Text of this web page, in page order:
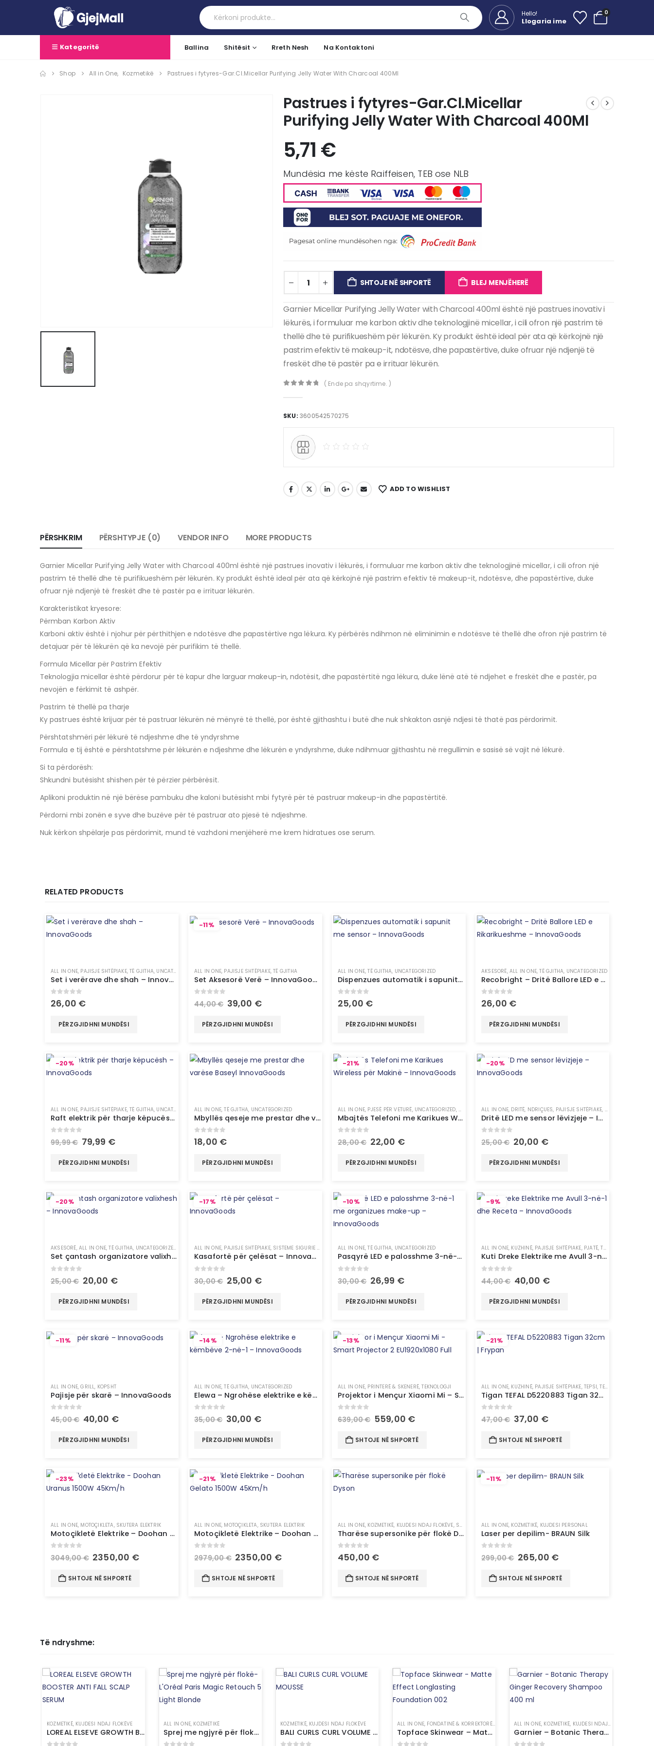
Hello!
Llogaria ime
0
Kategoritë Ballina Shitësit Rreth Nesh Na Kontaktoni
Shop All in One, Kozmetikë Pastrues i fytyres-Gar.Cl.Micellar Purifying Jelly Water With Charcoal 400Ml
Pastrues i fytyres-Gar.Cl.Micellar
Purifying Jelly Water With Charcoal 400Ml
5,71 €
Mundësia me këste Raiffeisen, TEB ose NLB
SHTOJE NË SHPORTË BLEJ MENJËHERË
Garnier Micellar Purifying Jelly Water with Charcoal 400ml është një pastrues inovativ i
lëkurës, i formuluar me karbon aktiv dhe teknologjinë micellar, i cili ofron një pastrim të
thellë dhe të purifikueshëm për lëkurën. Ky produkt është ideal për ata që kërkojnë një
pastrim efektiv të makeup-it, ndotësve, dhe papastërtive, duke ofruar një ndjenjë të
freskët dhe të pastër pa e irrituar lëkurën.
( Ende pa shqyrtime. )
SKU: 3600542570275
ADD TO WISHLIST
PËRSHKRIM PËRSHTYPJE (0) VENDOR INFO MORE PRODUCTS
Garnier Micellar Purifying Jelly Water with Charcoal 400ml është një pastrues inovativ i lëkurës, i formuluar me karbon aktiv dhe teknologjinë micellar, i cili ofron një
pastrim të thellë dhe të purifikueshëm për lëkurën. Ky produkt është ideal për ata që kërkojnë një pastrim efektiv të makeup-it, ndotësve, dhe papastërtive, duke
ofruar një ndjenjë të freskët dhe të pastër pa e irrituar lëkurën.
Karakteristikat kryesore:
Përmban Karbon Aktiv
Karboni aktiv është i njohur për përthithjen e ndotësve dhe papastërtive nga lëkura. Ky përbërës ndihmon në eliminimin e ndotësve të thellë dhe ofron një pastrim të
detajuar për të lëkurën që ka nevojë për purifikim të thellë.
Formula Micellar për Pastrim Efektiv
Teknologjia micellar është përdorur për të kapur dhe larguar makeup-in, ndotësit, dhe papastërtitë nga lëkura, duke lënë atë të ndjehet e freskët dhe e pastër, pa
nevojën e fërkimit të ashpër.
Pastrim të thellë pa tharje
Ky pastrues është krijuar për të pastruar lëkurën në mënyrë të thellë, por është gjithashtu i butë dhe nuk shkakton asnjë ndjesi të thatë pas përdorimit.
Përshtatshmëri për lëkurë të ndjeshme dhe të yndyrshme
Formula e tij është e përshtatshme për lëkurën e ndjeshme dhe lëkurën e yndyrshme, duke ndihmuar gjithashtu në rregullimin e sasisë së vajit në lëkurë.
Si ta përdorësh:
Shkundni butësisht shishen për të përzier përbërësit.
Aplikoni produktin në një bërëse pambuku dhe kaloni butësisht mbi fytyrë për të pastruar makeup-in dhe papastërtitë.
Përdorni mbi zonën e syve dhe buzëve për të pastruar ato pjesë të ndjeshme.
Nuk kërkon shpëlarje pas përdorimit, mund të vazhdoni menjëherë me krem hidratues ose serum.
RELATED PRODUCTS
ALL IN ONE, PAJISJE SHTËPIAKE,TË GJITHA, UNCATEGORIZED
Set i verërave dhe shah – InnovaGoods
0 out of 5
26,00 €
PËRZGJIDHNI MUNDËSI
-11%
ALL IN ONE, PAJISJE SHTËPIAKE,TË GJITHA
Set Aksesorë Verë – InnovaGoods
out of 5
44,00€ 39,00 €
PËRZGJIDHNI MUNDËSI
ALL IN ONE,TË GJITHA, UNCATEGORIZED
Dispenzues automatik i sapunit me sensor – InnovaGoods
0 out of 5
25,00 €
PËRZGJIDHNI MUNDËSI
AKSESORË,ALL IN ONE,TË GJITHA, UNCATEGORIZED
Recobright – Dritë Ballore LED e Rikarikueshme – InnovaGoods
0 out of 5
26,00 €
PËRZGJIDHNI MUNDËSI
-20%
ALL IN ONE, PAJISJE SHTËPIAKE,TË GJITHA, UNCATEGORIZED
Raft elektrik për tharje këpucësh – InnovaGoods
out of 5
99,99€ 79,99 €
PËRZGJIDHNI MUNDËSI
ALL IN ONE,TË GJITHA, UNCATEGORIZED
Mbyllës qeseje me prestar dhe varëse Baseyl InnovaGoods
0out of 5
18,00 €
PËRZGJIDHNI MUNDËSI
-21%
ALL IN ONE, PJESË PËR VETURË, UNCATEGORIZED,VETURË
Mbajtës Telefoni me Karikues Wireless për Makinë – InnovaGoods
out of 5
28,00€ 22,00 €
PËRZGJIDHNI MUNDËSI
-20%
ALL IN ONE, DRITË, NDRIÇUES, PAJISJE SHTËPIAKE, TË GJITHA
Dritë LED me sensor lëvizjeje – InnovaGoods
out of 5
25,00€ 20,00 €
PËRZGJIDHNI MUNDËSI
-20%
AKSESORË,ALL IN ONE,TË GJITHA, UNCATEGORIZED VALIXHE
Set çantash organizatore valixhesh – InnovaGoods
out of 5
25,00€ 20,00 €
PËRZGJIDHNI MUNDËSI
-17%
ALL IN ONE, PAJISJE SHTËPIAKE, SISTEME SIGURIE & SMART HOME ,TË GJITHA,TEKNOLOGJI,UNCATEGORIZED
Kasafortë për çelësat – InnovaGoods
30,00€ 25,00 €
PËRZGJIDHNI MUNDËSI
-10%
ALL IN ONE,TË GJITHA, UNCATEGORIZED
Pasqyrë LED e palosshme 3-në-1 me organizues make-up – InnovaGoods
30,00€ 26,99 €
PËRZGJIDHNI MUNDËSI
-9%
ALL IN ONE, KUZHINË, PAJISJE SHTËPIAKE, PJATË,TË GJITHA
Kuti Dreke Elektrike me Avull 3-në-1 dhe Receta – InnovaGoods
44,00€ 40,00 €
PËRZGJIDHNI MUNDËSI
-11%
ALL IN ONE,GRILL, KOPSHT
Pajisje për skarë – InnovaGoods
out of 5
45,00€ 40,00 €
PËRZGJIDHNI MUNDËSI
-14%
ALL IN ONE,TË GJITHA, UNCATEGORIZED
Elewa – Ngrohëse elektrike e këmbëve 2-në-1 – InnovaGoods
out of 5
35,00€ 30,00 €
PËRZGJIDHNI MUNDËSI
-13%
ALL IN ONE, PRINTERË & SKENERË,TEKNOLOGJI
Projektor i Mençur Xiaomi Mi – Smart Projector 2 EU1920x1080 Full
out of 5
639,00€ 559,00 €
SHTOJE NË SHPORTË
-21%
ALL IN ONE, KUZHINË, PAJISJE SHTËPIAKE,TEPSI, TENXHERE & TIGAN
Tigan TEFAL D5220883 Tigan 32cm | Frypan
out of 5
47,00€ 37,00 €
SHTOJE NË SHPORTË
-23%
ALL IN ONE, MOTOÇIKLETA, SKUTERA ELEKTRIK
Motoçikletë Elektrike – Doohan Uranus 1500W 45Km/h
3049,00€ 2350,00 €
SHTOJE NË SHPORTË
-21%
ALL IN ONE, MOTOÇIKLETA, SKUTERA ELEKTRIK
Motoçikletë Elektrike – Doohan Gelato 1500W 45Km/h
2979,00€ 2350,00 €
SHTOJE NË SHPORTË
ALL IN ONE, KOZMETIKË, KUJDESI NDAJ FLOKËVE, STILUES FLOKËSH
Tharëse supersonike për flokë Dyson
out of 5
450,00 €
SHTOJE NË SHPORTË
-11%
ALL IN ONE, KOZMETIKË, KUJDESI PERSONAL
Laser per depilim- BRAUN Silk
out of 5
299,00€ 265,00 €
SHTOJE NË SHPORTË
Të ndryshme:
KOZMETIKË, KUJDESI NDAJ FLOKËVE
LOREAL ELSEVE GROWTH BOOSTER ANTI FALL SCALP SERUM
ALL IN ONE, KOZMETIKË
Sprej me ngjyrë për flokë-L’Oréal Paris Magic Retouch 5 Light Blonde
KOZMETIKË, KUJDESI NDAJ FLOKËVE
BALI CURLS CURL VOLUME MOUSSE
ALL IN ONE, FONDATINË & KORREKTORË, KOZMETIKË, MAKE UP
Topface Skinwear – Matte Effect Longlasting Foundation 002
ALL IN ONE, KOZMETIKË, KUJDESI NDAJ FLOKËVE
Garnier – Botanic Therapy Ginger Recovery Shampoo 400 ml